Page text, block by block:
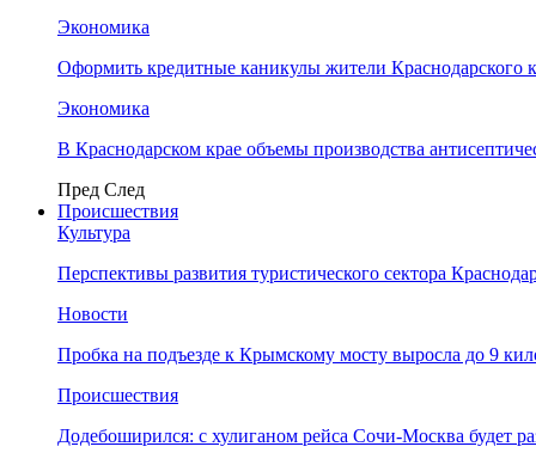
Экономика
Оформить кредитные каникулы жители Краснодарского
Экономика
В Краснодарском крае объемы производства
Пред След
Происшествия
Культура
Перспективы развития туристического сектора
Новости
Пробка на подъезде к Крымскому мосту выросла до 9
Происшествия
Додебоширился: с хулиганом рейса Сочи-Москва будет